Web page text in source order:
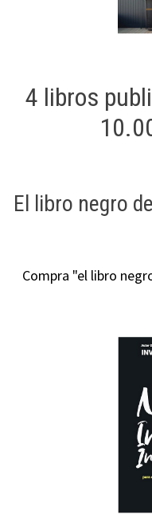
4 libros
El libro negro
Compra "el libro